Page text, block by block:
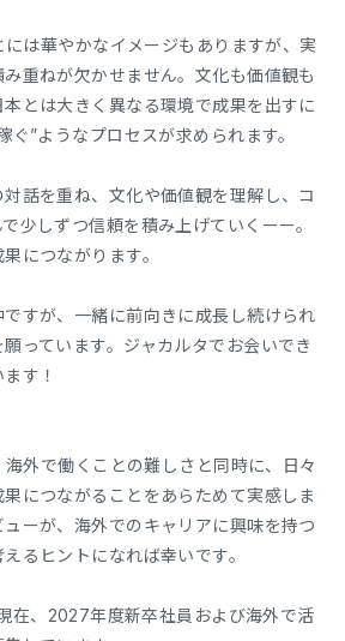
は華やかなイメージもありますが、実
重ねが欠かせません。文化も価値観も
とは大きく異なる環境で成果を出すに
ぐ”ようなプロセスが求められます。
話を重ね、文化や価値観を理解し、コ
少しずつ信頼を積み上げていくーー。
につながります。
すが、一緒に前向きに成長し続けられ
っています。ジャカルタでお会いでき
す！
外で働くことの難しさと同時に、日々
につながることをあらためて実感しま
ーが、海外でのキャリアに興味を持つ
るヒントになれば幸いです。
在、2027年度新卒社員および海外で活